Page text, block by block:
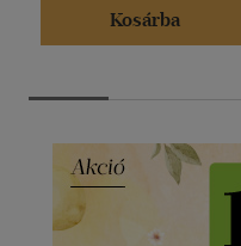
Kosárba